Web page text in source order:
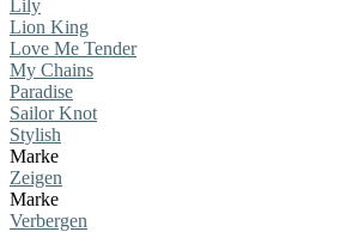
Lily
Lion King
Love Me Tender
My Chains
Paradise
Sailor Knot
Stylish
Marke
Zeigen
Marke
Verbergen